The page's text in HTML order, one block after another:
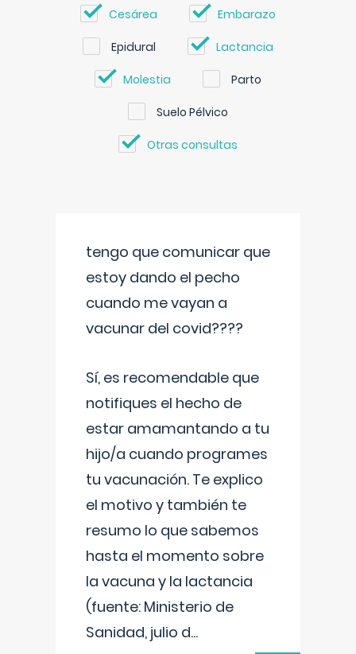
Cesárea Embarazo
Epidural Lactancia
Molestia Parto
Suelo Pélvico
Otras consultas
tengo que comunicar que
estoy dando el pecho
cuando me vayan a
vacunar del covid????
Sí, es recomendable que
notifiques el hecho de
estar amamantando a tu
hijo/a cuando programes
tu vacunación. Te explico
el motivo y también te
resumo lo que sabemos
hasta el momento sobre
la vacuna y la lactancia
(fuente: Ministerio de
Sanidad, julio d...